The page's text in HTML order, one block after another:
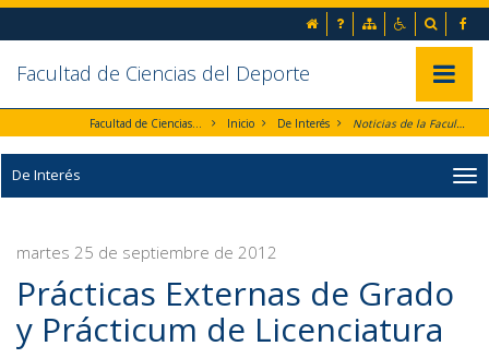
Ir al contenido principal de la página (alt + s)
Ir al pie de la página (alt + p)
Ir al menú principal (alt + u)
inicio Preguntas frecuentes
Mapa web
Facultad de Ciencias del Deporte
Facultad de Ciencias del Deporte Inicio De Interés Noticias de la Facultad
De Interés
martes 25 de septiembre de 2012
Prácticas Externas de Grado
y Prácticum de Licenciatura